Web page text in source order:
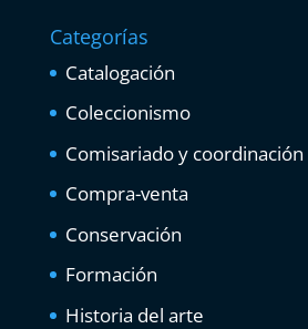
Categorías
Catalogación
Coleccionismo
Comisariado y
Compra-venta
Conservación
Formación
Historia del arte